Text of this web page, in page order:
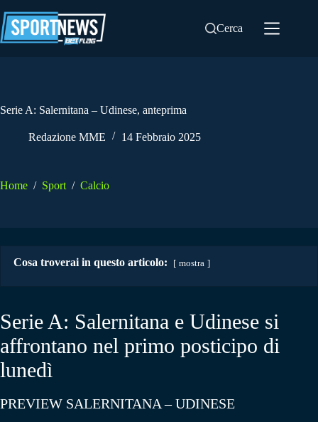
al
contenuto
Cerca
Serie A: Salernitana – Udinese, anteprima
Redazione MME 14 Febbraio 2025
Home / Sport / Calcio
Cosa troverai in questo articolo: mostra
Serie A: Salernitana e Udinese si
affrontano nel primo posticipo di
lunedì
PREVIEW SALERNITANA – UDINESE